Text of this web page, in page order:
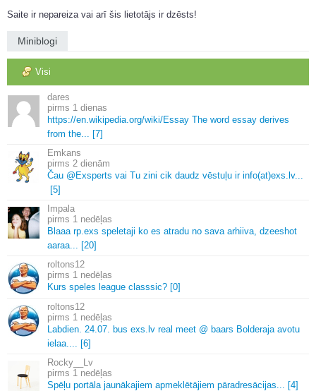
Saite ir nepareiza vai arī šis lietotājs ir dzēsts!
Miniblogi
Visi
dares
1 dienas
https://en. wikipedia. org/wiki/Essay The word essay derives
from the.
[7]
Emkans
2 dienām
Čau @Exsperts vai Tu zini cik daudz vēstuļu ir info(at)exs. lv.
[5]
Impala
1 nedēļas
Blaaa rp. exs speletaji ko es atradu no sava arhiiva, dzeeshot
aaraa.
[20]
roltons12
1 nedēļas
Kurs speles league classsic? [0]
roltons12
1 nedēļas
Labdien. 24. 07. bus exs. lv real meet @ baars Bolderaja avotu
ielaa.
[6]
Rocky__Lv
1 nedēļas
Spēļu portāla jaunākajiem apmeklētājiem pāradresācijas.
[4]